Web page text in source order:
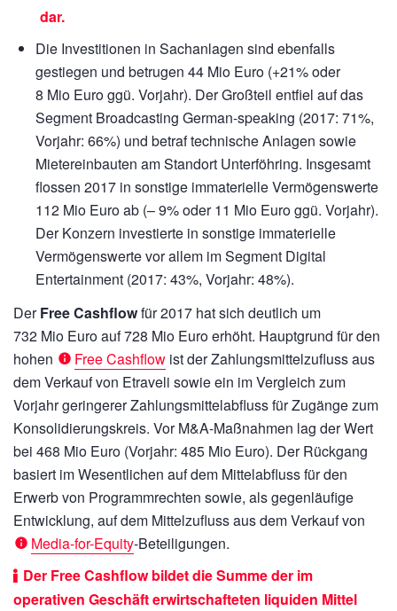
dar.
Die Investitionen in Sachanlagen sind ebenfalls
gestiegen und betrugen 44 Mio Euro (+21%oder
8 Mio Euroggü. Vorjahr). Der Großteil entfiel auf das
Segment Broadcasting German-speaking (2017: 71%,
Vorjahr: 66%) und betraf technische Anlagen sowie
Mietereinbauten am Standort Unterföhring. Insgesamt
flossen 2017 in sonstige immaterielle Vermögenswerte
112 Mio Euroab (– 9% oder11 Mio Euroggü. Vorjahr).
Der Konzern investierte in sonstige immaterielle
Vermögenswerte vor allem im Segment Digital
Entertainment (2017: 43%, Vorjahr: 48%).
DerFree Cashflowfür 2017 hat sich deutlich um
732 Mio Euroauf728 Mio Euroerhöht. Hauptgrund für den
hohen
Free Cashflow ist der Zahlungsmittelzufluss aus
dem Verkauf von Etraveli sowie ein im Vergleich zum
Vorjahr geringerer Zahlungsmittelabfluss für Zugänge zum
Konsolidierungskreis. Vor M&A-Maßnahmen lag der Wert
bei 468 Mio Euro (Vorjahr: 485 Mio Euro). Der Rückgang
basiert im Wesentlichen auf dem Mittelabfluss für den
Erwerb von Programmrechten sowie, als gegenläufige
Entwicklung, auf dem Mittelzufluss aus dem Verkauf von
Media-for-Equity-Beteiligungen.
Der Free Cashflow bildet die Summe der im
operativen Geschäft erwirtschafteten liquiden Mittel